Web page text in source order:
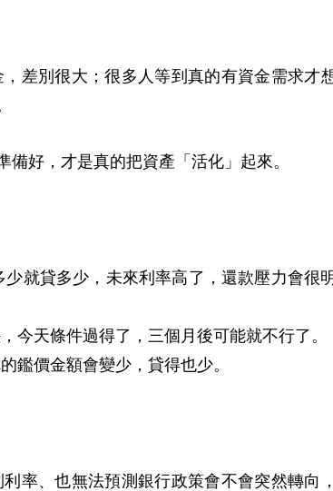
差別很大；很多人等到真的有資金需求才
好，才是真的把資產「活化」起來。
就貸多少，未來利率高了，還款壓力會很明
今天條件過得了，三個月後可能就不行了。
鑑價金額會變少，貸得也少。
率、也無法預測銀行政策會不會突然轉向，